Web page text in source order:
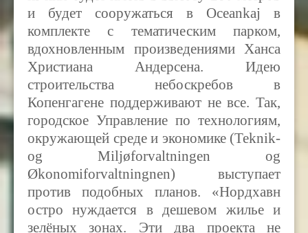
и будет сооружаться в Oceankaj в
комплекте с тематическим парком,
вдохновленным произведениями Ханса
Христиана Андерсена. Идею
строительства небоскребов в
Копенгагене поддерживают не все. Так,
городское Управление по технологиям,
окружающей среде и экономике (Teknik-
og Miljøforvaltningen og
Økonomiforvaltningnen) выступает
против подобных планов. «Нордхавн
остро нуждается в дешевом жилье и
зелёных зонах. Эти два проекта не